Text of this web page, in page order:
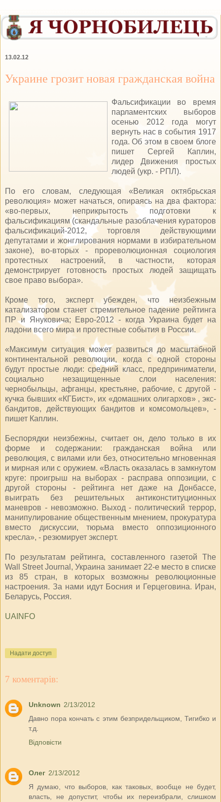
13.02.12
Украине грозит новая гражданская война
Фальсификации во время
парламентских выборов
осенью 2012 года могут
вернуть нас в события 1917
года. Об этом в своем блоге
пишет Сергей Каплин,
лидер Движения простых
людей (укр. - РПЛ).
По его словам, следующая «Великая октябрьская
революция» может начаться, опираясь на два фактора:
«во-первых, неприкрытость подготовки к
фальсификациям (скандальные разоблачения кураторов
фальсификаций-2012, торговля действующими
депутатами и жонглирования нормами в избирательном
законе), во-вторых - прореволюционная социология
протестных настроений, в частности, которая
демонстрирует готовность простых людей защищать
свое право выбора».
Кроме того, эксперт убежден, что неизбежным
катализатором станет стремительное падение рейтинга
ПР и Януковича; Евро-2012 - когда Украина будет на
ладони всего мира и протестные события в России.
«Максимум ситуация может развиться до масштабной
континентальной революции, когда с одной стороны
будут простые люди: средний класс, предприниматели,
социально незащищенные слои населения:
чернобыльцы, афганцы, крестьяне, рабочие, с другой -
кучка бывших «КГБист», их «домашних олигархов» , экс-
бандитов, действующих бандитов и комсомольцев», -
пишет Каплин.
Беспорядки неизбежны, считает он, дело только в их
форме и содержании: гражданская война или
революция, с вилами или без, относительно мгновенная
и мирная или с оружием. «Власть оказалась в замкнутом
круге: проигрыш на выборах - расправа оппозиции, с
другой стороны - рейтинга нет даже на Донбассе,
выиграть без решительных антиконституционных
маневров - невозможно. Выход - политический террор,
манипулирование общественным мнением, прокуратура
вместо дискуссии, тюрьма вместо оппозиционного
кресла», - резюмирует эксперт.
По результатам рейтинга, составленного газетой The
Wall Street Journal, Украина занимает 22-е место в списке
из 85 стран, в которых возможны революционные
настроения. За нами идут Босния и Герцеговина. Иран,
Беларусь, Россия.
UAINFO
Надати доступ
7 коментарів:
Unknown 2/13/2012
Давно пора кончать с этим безпридельщиком, Тигибко и
т.д.
Відповісти
Олег 2/13/2012
Я думаю, что выборов, как таковых, вообще не будет,
власть, не допустит, чтобы их переизбрали, слишком